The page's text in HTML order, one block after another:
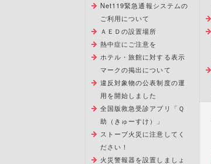
Net119緊急通報システムの
ご利用について
ＡＥＤの設置場所
熱中症にご注意を
ホテル・旅館に対する表示
マークの掲出について
違反対象物の公表制度の運
用を開始しました
全国版救急受診アプリ「Ｑ
助（きゅーすけ）」
ストーブ火災に注意してく
ださい！
火災警報器を設置しましょ